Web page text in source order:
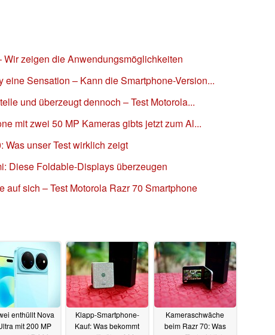
zeigen die Anwendungsmöglichkeiten
eine Sensation – Kann die Smartphone-Version...
und überzeugt dennoch – Test Motorola...
mit zwei 50 MP Kameras gibts jetzt zum Al...
Was unser Test wirklich zeigt
Diese Foldable-Displays überzeugen
sich – Test Motorola Razr 70 Smartphone
enthüllt Nova
mit 200 MP
Klapp-Smartphone-
Kauf: Was bekommt
Kameraschwäche
beim Razr 70: Was